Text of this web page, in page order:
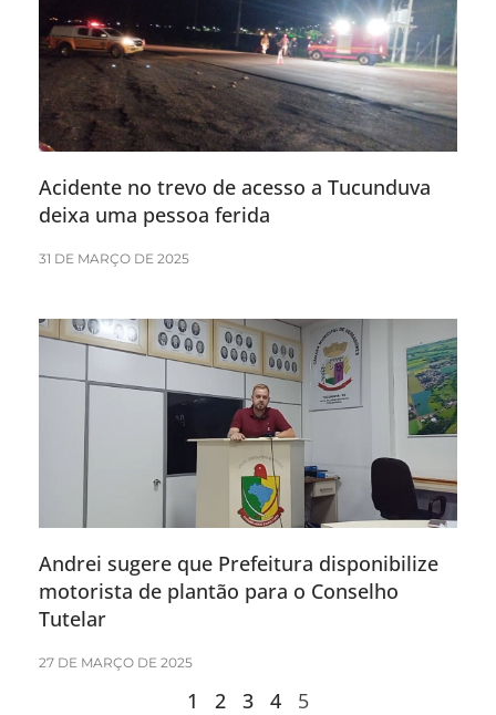
Acidente no trevo de acesso a Tucunduva
deixa uma pessoa ferida
31 DE MARÇO DE 2025
Andrei sugere que Prefeitura disponibilize
motorista de plantão para o Conselho
Tutelar
27 DE MARÇO DE 2025
1 2 3 4 5